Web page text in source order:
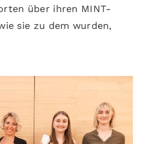
über ihren MINT-
sie zu dem wurden,